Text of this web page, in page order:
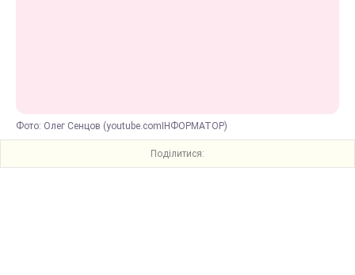
Фото: Олег Сенцов (youtube.comІНФОРМАТОР)
Поділитися: